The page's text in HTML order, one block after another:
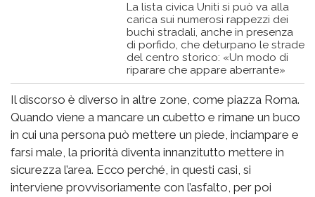
La lista civica Uniti si può va alla
carica sui numerosi rappezzi dei
buchi stradali, anche in presenza
di porfido, che deturpano le strade
del centro storico: «Un modo di
riparare che appare aberrante»
Il discorso è diverso in altre zone, come piazza Roma.
Quando viene a mancare un cubetto e rimane un buco
in cui una persona può mettere un piede, inciampare e
farsi male, la priorità diventa innanzitutto mettere in
sicurezza l’area. Ecco perché, in questi casi, si
interviene provvisoriamente con l’asfalto, per poi